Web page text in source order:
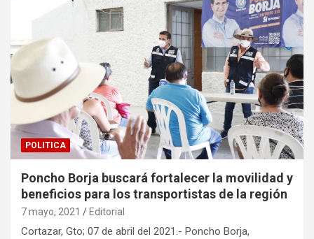
POLITICA
Poncho Borja buscará fortalecer la movilidad y
beneficios para los transportistas de la región
7 mayo, 2021 Editorial
Cortazar, Gto; 07 de abril del 2021.- Poncho Borja,